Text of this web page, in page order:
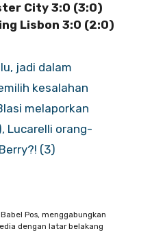
City 3:0 (3:0)
Lisbon 3:0 (2:0)
jadi dalam
kesalahan
melaporkan
Lucarelli orang-
(3)
Pos, menggabungkan
dengan latar belakang